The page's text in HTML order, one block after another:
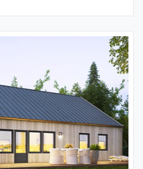
finns även valmöjligheten
vilket innebär en härlig
andra alternativ på